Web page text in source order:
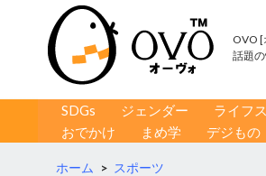
OVO [
話題
コンテンツへ移動
SDGs ジェンダー ライフ
おでかけ
まめ学 デジもの
ホーム > スポーツ